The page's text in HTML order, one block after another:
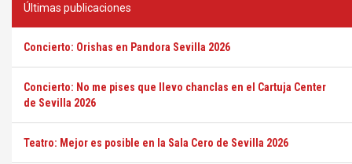
Últimas publicaciones
Concierto: Orishas en Pandora Sevilla 2026
Concierto: No me pises que llevo chanclas en el Cartuja Center
de Sevilla 2026
Teatro: Mejor es posible en la Sala Cero de Sevilla 2026